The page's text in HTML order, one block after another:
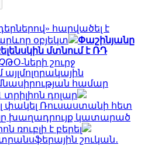
հարվածել է
օբյեկտ
Փաշինյանը
մտնում է ՌԴ
ՉԹՕ-ների շուրջ
համար
դոլար
փակել Ռուսաստանի հետ
խաղադրույք կատարած
ռուբլի է բերել
շուկան․